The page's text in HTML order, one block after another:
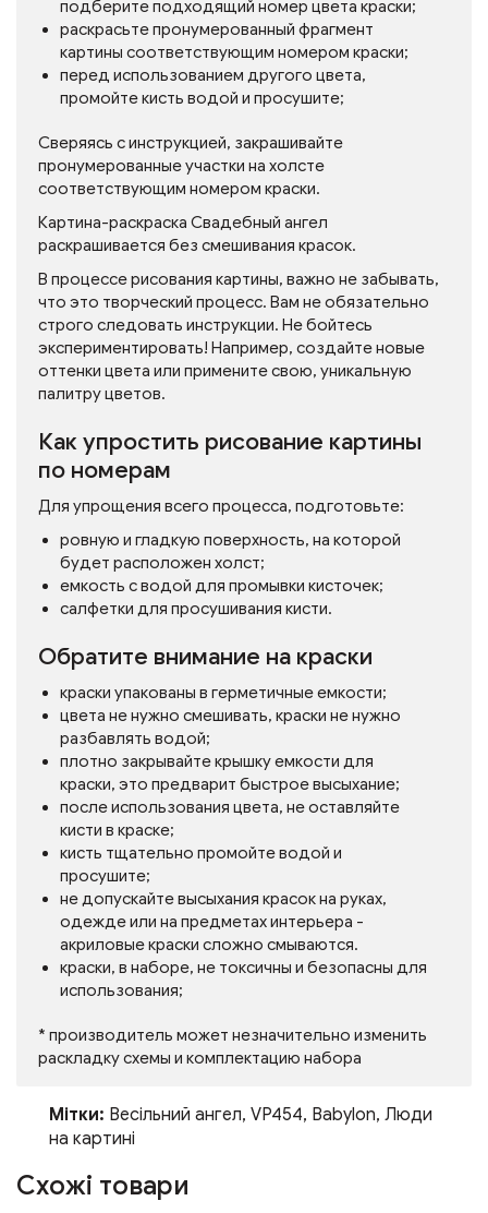
подберите подходящий номер цвета краски;
раскрасьте пронумерованный фрагмент
картины соответствующим номером краски;
перед использованием другого цвета,
промойте кисть водой и просушите;
Сверяясь с инструкцией, закрашивайте
пронумерованные участки на холсте
соответствующим номером краски.
Картина-раскраска Свадебный ангел
раскрашивается без смешивания красок.
В процессе рисования картины, важно не забывать,
что это творческий процесс. Вам не обязательно
строго следовать инструкции. Не бойтесь
экспериментировать! Например, создайте новые
оттенки цвета или примените свою, уникальную
палитру цветов.
Как упростить рисование картины
по номерам
Для упрощения всего процесса, подготовьте:
ровную и гладкую поверхность, на которой
будет расположен холст;
емкость с водой для промывки кисточек;
салфетки для просушивания кисти.
Обратите внимание на краски
краски упакованы в герметичные емкости;
цвета не нужно смешивать, краски не нужно
разбавлять водой;
плотно закрывайте крышку емкости для
краски, это предварит быстрое высыхание;
после использования цвета, не оставляйте
кисти в краске;
кисть тщательно промойте водой и
просушите;
не допускайте высыхания красок на руках,
одежде или на предметах интерьера -
акриловые краски сложно смываются.
краски, в наборе, не токсичны и безопасны для
использования;
* производитель может незначительно изменить
раскладку схемы и комплектацию набора
Мітки: Весільний ангел, VP454, Babylon, Люди
на картині
Схожі товари